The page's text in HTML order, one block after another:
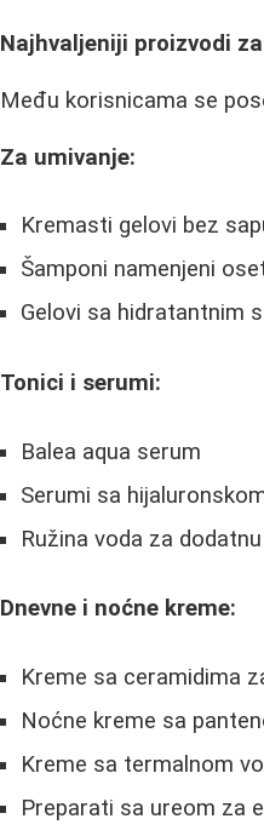
Najhvaljeniji proizvodi
Među korisnicama se
Za umivanje:
Kremasti gelovi bez
Šamponi namenjeni
Gelovi sa hidratantnim
Tonici i serumi:
Balea aqua serum
Serumi sa
Ružina voda za
Dnevne i noćne kreme:
Kreme sa ceramidima
Noćne kreme sa
Kreme sa termalnom
Preparati sa ureom za